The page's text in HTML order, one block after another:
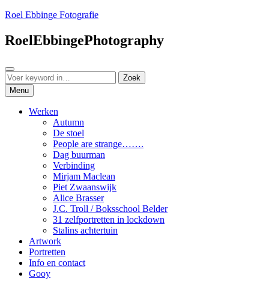
Ga
de
inhoud
Roel Ebbinge Fotografie
RoelEbbingePhotography
Zoeken
Zoeken
naar:
Zoek
Menu
Werken
Autumn
De stoel
People are strange…….
Dag buurman
Verbinding
Mirjam Maclean
Piet Zwaanswijk
Alice Brasser
J.C. Troll / Boksschool Belder
31 zelfportretten in lockdown
Stalins achtertuin
Artwork
Portretten
Info en contact
Gooy